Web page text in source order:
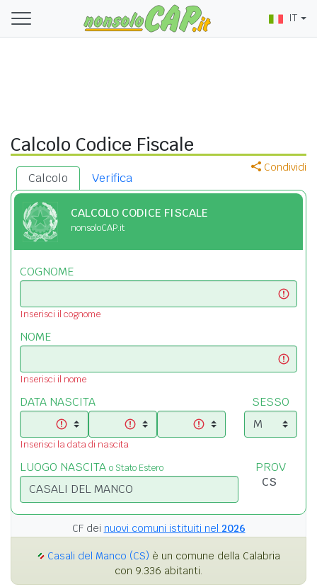
IT
Calcolo Codice Fiscale
Condividi
Calcolo Verifica
CALCOLO CODICE FISCALE
nonsoloCAP.it
COGNOME
Inserisci il cognome
NOME
Inserisci il nome
DATA NASCITA
Inserisci la data di nascita
SESSO
LUOGO NASCITA o Stato Estero PROV
CF dei nuovi comuni istituiti nel 2026
Casali del Manco (CS) è un comune della Calabria
con 9.336 abitanti.